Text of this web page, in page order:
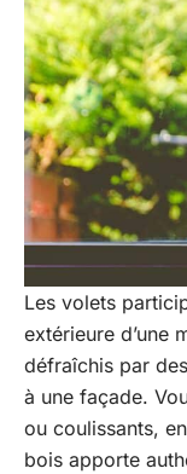
Les volets
extérieure d’une
défraîchis par
à une façade.
ou coulissants,
bois apporte